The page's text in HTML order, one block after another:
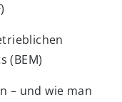
(BEM)
– und wie man